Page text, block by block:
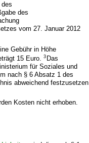
des
vom 27. Januar 2012
Gebühr in Höhe
15 Euro.3 Das
für Soziales und
nach § 6 Absatz 1 des
abweichend festzusetzen
Kosten nicht erhoben.